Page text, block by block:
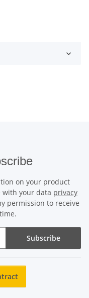
on your product
with your data privacy
permission to receive
Subscribe